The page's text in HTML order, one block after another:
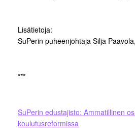
Lisätietoja:
SuPerin puheenjohtaja Silja
***
SuPerin edustajisto: Ammatillinen
koulutusreformissa